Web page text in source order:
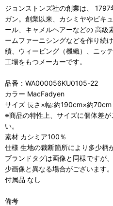
ジョンストンズ社の創業は、
ガン。創業以来、カシミヤやビキ
ール、キャメルヘアーなどの 高級
ームファーニシングなどを作り続
績、ウィービング（機織）、ニッ
工場をもつメーカーです。
品番：WA000056KU0105-22
カラー MacFadyen
サイズ 長さ×幅:約190cm×約70cm
※商品の特性上、サイズに個体差
い。
素材 カシミア100％
仕様 生地の裁断箇所により多少柄
ブランドタグは画像と同様ですが
少画像と異なる場合がございます。
付属品 なし
備考